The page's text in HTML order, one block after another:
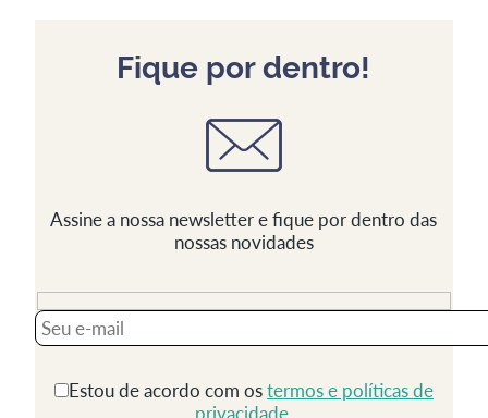
Fique por dentro!
Assine a nossa newsletter e fique por dentro das
nossas novidades
Estou de acordo com ostermos e políticas de